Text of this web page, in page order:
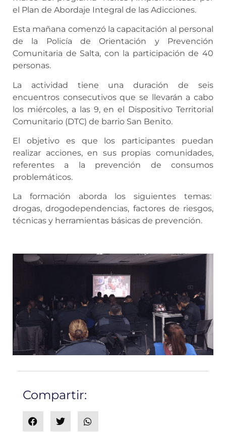
el Plan de Abordaje Integral de las Adicciones.
Esta mañana comenzó la capacitación al personal
de la Policía de Orientación y Prevención
Comunitaria de Salta, con la participación de 40
personas.
La actividad tiene una duración de seis
encuentros consecutivos que se llevarán a cabo
los miércoles, a las 9, en el Dispositivo Territorial
Comunitario (DTC) de barrio San Benito.
El objetivo es que los participantes puedan
realizar acciones, en sus propias comunidades,
referentes a la prevención de consumos
problemáticos.
La formación aborda los siguientes temas:
drogas, drogodependencias, factores de riesgos,
técnicas y herramientas básicas de prevención.
Compartir: